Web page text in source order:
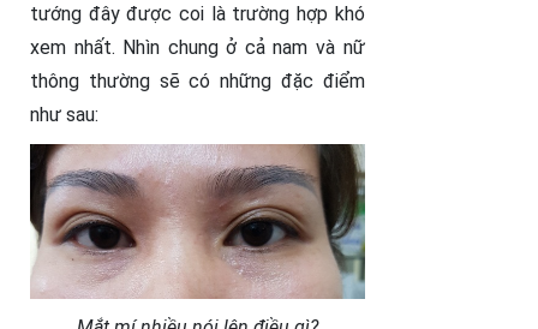
tướng đây được coi là trường hợp khó
xem nhất. Nhìn chung ở cả nam và nữ
thông thường sẽ có những đặc điểm
như sau: